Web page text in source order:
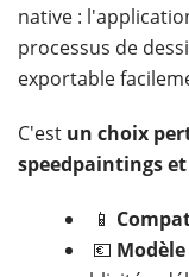
native :
processus de
exportable
C'est un choix
speedpaintings
📱
💶